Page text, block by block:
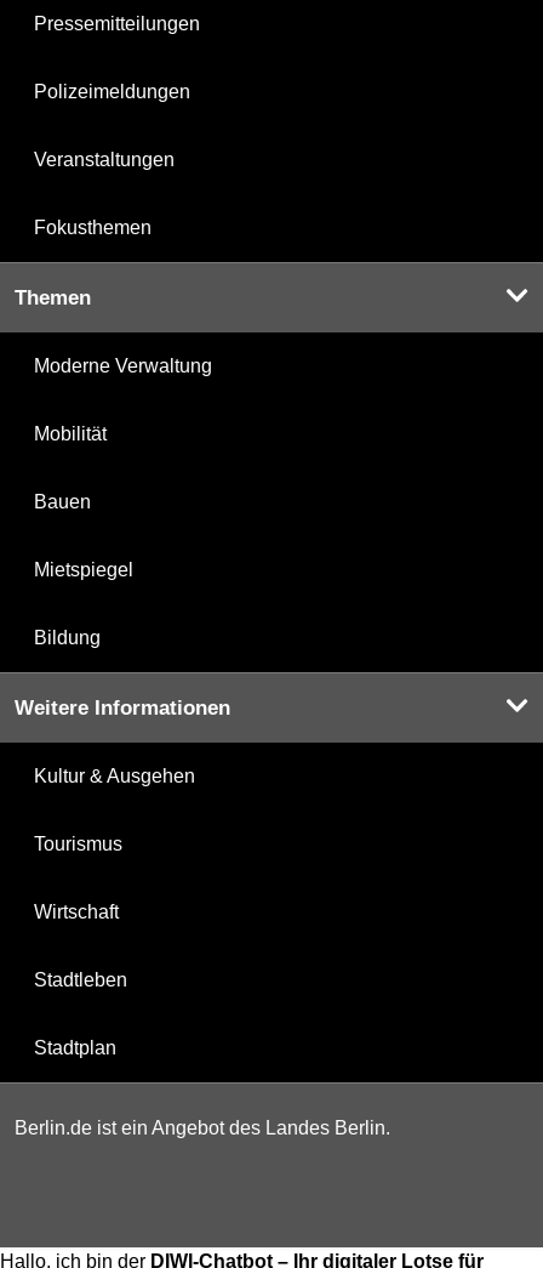
Pressemitteilungen
Polizeimeldungen
Veranstaltungen
Fokusthemen
Themen
Moderne Verwaltung
Mobilität
Bauen
Mietspiegel
Bildung
Weitere Informationen
Kultur & Ausgehen
Tourismus
Wirtschaft
Stadtleben
Stadtplan
Berlin.de ist ein Angebot des Landes Berlin.
Hallo, ich bin der DIWI-Chatbot – Ihr digitaler Lotse für